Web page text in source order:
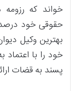
خواند که
حقوقی خود درصد
بهترین وکیل
خود را با
پسند به قضات